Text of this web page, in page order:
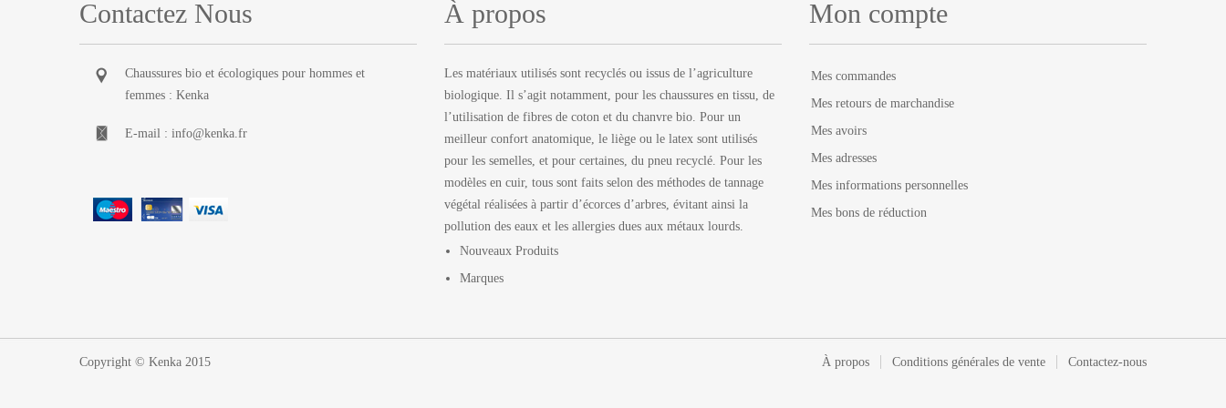
Contactez Nous
Chaussures bio et écologiques pour hommes et
femmes : Kenka
E-mail : info@kenka.fr
À propos
Les matériaux utilisés sont recyclés ou issus de l’agriculture
biologique. Il s’agit notamment, pour les chaussures en tissu, de
l’utilisation de fibres de coton et du chanvre bio. Pour un
meilleur confort anatomique, le liège ou le latex sont utilisés
pour les semelles, et pour certaines, du pneu recyclé. Pour les
modèles en cuir, tous sont faits selon des méthodes de tannage
végétal réalisées à partir d’écorces d’arbres, évitant ainsi la
pollution des eaux et les allergies dues aux métaux lourds.
Nouveaux Produits
Marques
Mon compte
Mes commandes
Mes retours de marchandise
Mes avoirs
Mes adresses
Mes informations personnelles
Mes bons de réduction
Copyright © Kenka 2015 À propos Conditions générales de vente Contactez-nous